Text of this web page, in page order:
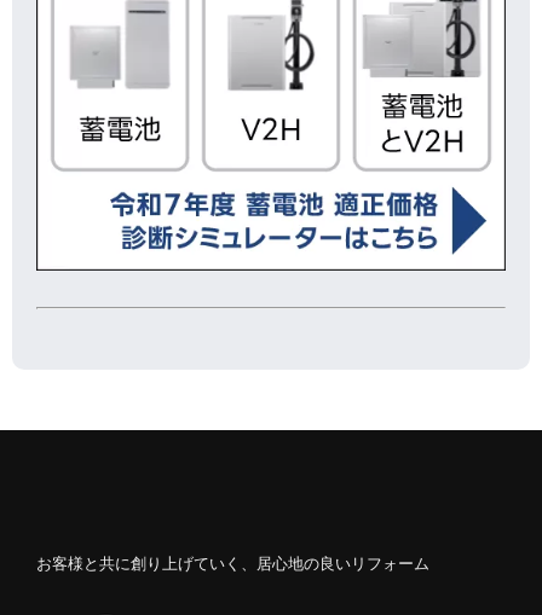
お客様と共に創り上げていく、居心地の良いリフォーム